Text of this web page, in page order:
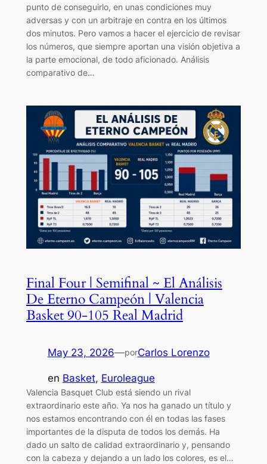
punto de conseguirlo, en unas condiciones muy
adversas y con un arbitraje en contra en los últimos
dos minutos. Pero vamos a hacer el ejercicio de revisar
los números, que siempre aportan una visión objetiva a
la parte emocional, de todo aficionado. Análisis
comparativo de…
Final Four | Semifinal ~ El Análisis
De Eterno Campeón | Valencia
Basket 90-105 Real Madrid
May 23, 2026—porCarlos Lorenzo
en Basket, Euroleague
Valencia Basquet Club está siendo un rival
extraordinario este año. Ya nos ha ganado un título y
nos estamos encontrando con él en todas las fases
importantes de la disputa de todos los demás. Ha
dado un salto de calidad extraordinario y, pensando
con la cabeza y dejando a un lado los colores, es el…